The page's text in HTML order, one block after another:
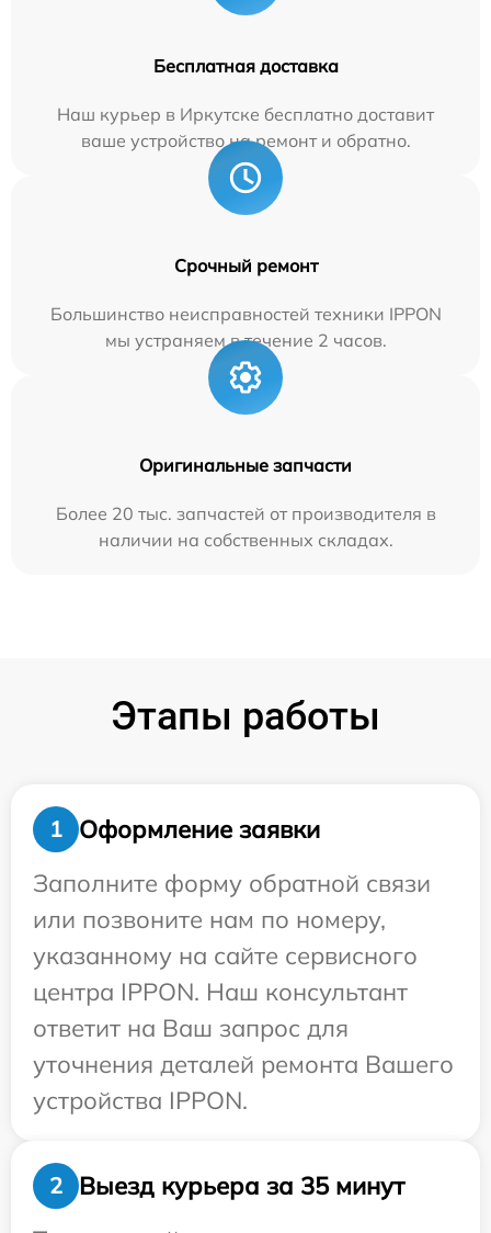
Бесплатная доставка
Наш курьер в Иркутске бесплатно доставит
ваше устройство на ремонт и обратно.
Срочный ремонт
Большинство неисправностей техники IPPON
мы устраняем в течение 2 часов.
Оригинальные запчасти
Более 20 тыс. запчастей от производителя в
наличии на собственных складах.
Этапы работы
1
Оформление заявки
Заполните форму обратной связи
или позвоните нам по номеру,
указанному на сайте сервисного
центра IPPON. Наш консультант
ответит на Ваш запрос для
уточнения деталей ремонта Вашего
устройства IPPON.
2
Выезд курьера за 35 минут